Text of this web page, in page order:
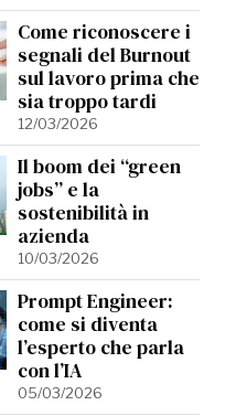
Come riconoscere i
segnali del Burnout
sul lavoro prima che
sia troppo tardi
12/03/2026
Il boom dei “green
jobs” e la
sostenibilità in
azienda
10/03/2026
Prompt Engineer:
come si diventa
l’esperto che parla
con l’IA
05/03/2026